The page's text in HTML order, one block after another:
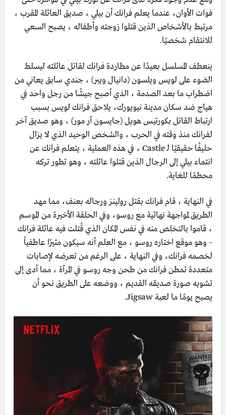
فوات الأوان، عندما يعلم فرانك أن بيلي ، صديق العائلة المقرب ،
مرتبط بالأشخاص الذين قتلوا زوجته وأطفاله ، يصبح السعي
للانتقام شخصيًا.
ينعطف المسلسل بعيدًا عن مطاردة فرانك لقاتل عائلته ليسلط
الضوء على لويس ويلسون (دانيال ويبر) ، جندي سابق يعاني من
اضطراب ما بعد الصدمة ، الذي أصبح جيشًا من رجل واحد في
هياج ضد سكان مدينة نيويورك، يلاحق فرانك لويس بسبب
ارتباط القاتل بكورتيس هويل (جايسون آر مور) ، وهو صديق آخر
لفرانك منذ وقته في الحرب ، والشخص الوحيد الذي لا يزال
حليفًا حقيقيًا لـ Castle ، في هذه العملية ، يتعلم فرانك عن
انتماء بيلي إلى الرجال الذين قتلوا عائلته ، وهو تطور تركه
محطمًا للغاية.
في النهاية ، قام فرانك بقتل رولينز ورجاله بعنف، مما مهد
الطريق لمواجهة نهائية مع روسو، وفي الحلقة الأخيرة من الموسم
، قاموا بالتخلص منه في نفس المكان الذي قُتلت فيه عائلة فرانك
– وهو موقع اختاره روسو ، مع العلم أنه سيكون مثيرًا عاطفياً
لخصمه فرانك، وفي النهاية ، على الرغم من تعرضه لإصابات
متعددة تمطن فرانك من طحن وجه روسو في المرآة ، مما أدى إلى
تشويه صورة صديقه القديم ، ووضعه على الطريق نحو أن
يصبح يومًا ما لعبة Jigsaw.